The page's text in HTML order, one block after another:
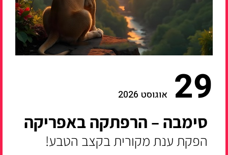
29 אוגוסט 2026
סימבה – הרפתקה באפריקה
הפקת ענת מקורית בקצב הטבע!